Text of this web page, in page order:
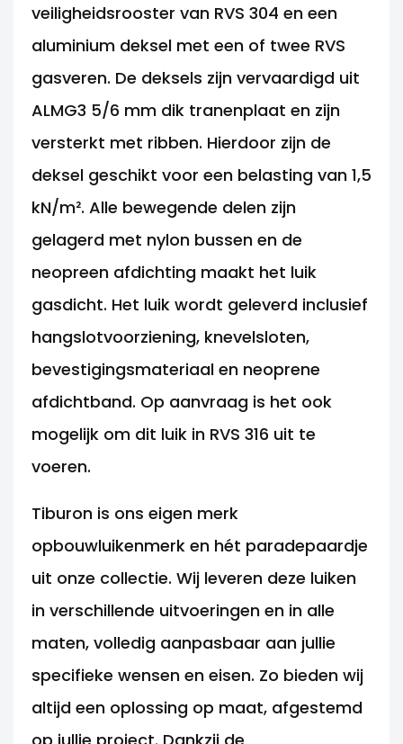
veiligheidsrooster van RVS 304 en een
aluminium deksel met een of twee RVS
gasveren. De deksels zijn vervaardigd uit
ALMG3 5/6 mm dik tranenplaat en zijn
versterkt met ribben. Hierdoor zijn de
deksel geschikt voor een belasting van 1,5
kN/m². Alle bewegende delen zijn
gelagerd met nylon bussen en de
neopreen afdichting maakt het luik
gasdicht. Het luik wordt geleverd inclusief
hangslotvoorziening, knevelsloten,
bevestigingsmateriaal en neoprene
afdichtband. Op aanvraag is het ook
mogelijk om dit luik in RVS 316 uit te
voeren.
Tiburon is ons eigen merk
opbouwluikenmerk en hét paradepaardje
uit onze collectie. Wij leveren deze luiken
in verschillende uitvoeringen en in alle
maten, volledig aanpasbaar aan jullie
specifieke wensen en eisen. Zo bieden wij
altijd een oplossing op maat, afgestemd